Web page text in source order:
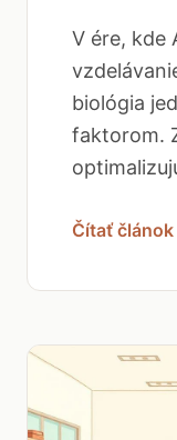
V ére, kde
biológia
faktorom.
Čítať